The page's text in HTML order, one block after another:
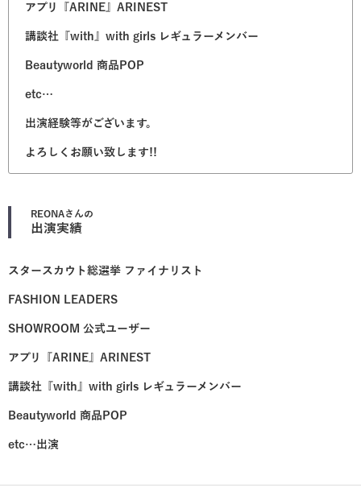
アプリ『ARINE』ARINEST
講談社『with』with girls レギュラーメンバー
Beautyworld 商品POP
etc…
出演経験等がございます。
よろしくお願い致します!!
REONAさんの
出演実績
スタースカウト総選挙 ファイナリスト
FASHION LEADERS
SHOWROOM 公式ユーザー
アプリ『ARINE』ARINEST
講談社『with』with girls レギュラーメンバー
Beautyworld 商品POP
etc…出演